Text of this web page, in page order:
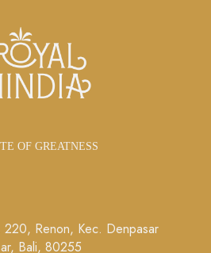
OF GREATNESS
220, Renon, Kec. Denpasar
Bali, 80255